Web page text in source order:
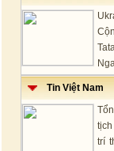
Tin Việt Nam
trí